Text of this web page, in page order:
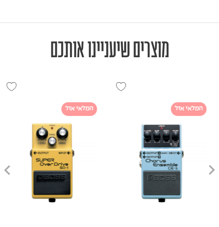
מוצרים שיעניינו אותכם
המלאי אזל המלאי אזל